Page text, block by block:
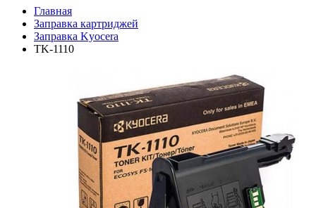
Главная
Заправка картриджей
Заправка Kyocera
TK-1110